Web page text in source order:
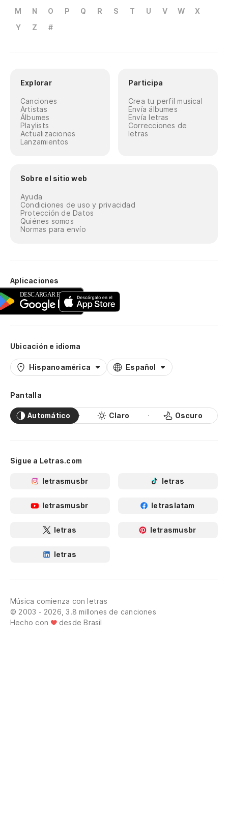
M
N O P Q R S T U V W
X
Y
Z #
Explorar
Canciones
Artistas
Álbumes
Playlists
Actualizaciones
Lanzamientos
Participa
Crea tu perfil musical
Envía álbumes
Envía letras
Correcciones de
letras
Sobre el sitio web
Ayuda
Condiciones de uso y privacidad
Protección de Datos
Quiénes somos
Normas para envío
Aplicaciones
Ubicación e idioma
Hispanoamérica Español
Pantalla
Automático Claro Oscuro
Sigue a Letras.com
letrasmusbr letras
letrasmusbr letraslatam
letras letrasmusbr
letras
Música comienza con letras
© 2003 - 2026, 3.8 millones de canciones
Hecho con
desde Brasil